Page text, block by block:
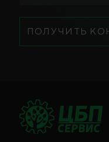
ПОЛУЧИТЬ